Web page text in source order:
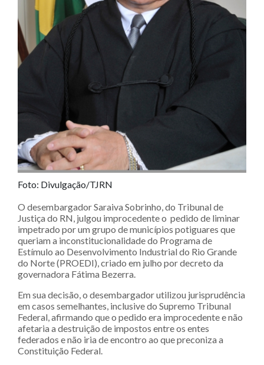
Foto: Divulgação/TJRN
O desembargador Saraiva Sobrinho, do Tribunal de
Justiça do RN, julgou improcedente o pedido de liminar
impetrado por um grupo de municípios potiguares que
queriam a inconstitucionalidade do Programa de
Estímulo ao Desenvolvimento Industrial do Rio Grande
do Norte (PROEDI), criado em julho por decreto da
governadora Fátima Bezerra.
Em sua decisão, o desembargador utilizou jurisprudência
em casos semelhantes, inclusive do Supremo Tribunal
Federal, afirmando que o pedido era improcedente e não
afetaria a destruição de impostos entre os entes
federados e não iria de encontro ao que preconiza a
Constituição Federal.